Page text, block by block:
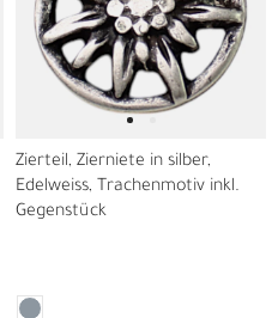
Zierteil, Zierniete in silber,
Edelweiss, Trachenmotiv inkl.
Gegenstück